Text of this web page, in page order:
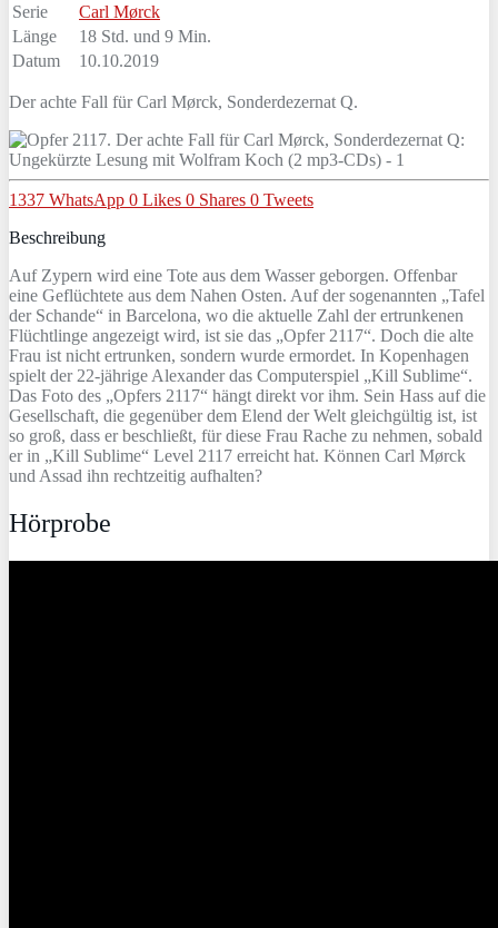
Serie
Carl Mørck
Länge
18 Std. und 9 Min.
Datum
10.10.2019
Der achte Fall für Carl Mørck, Sonderdezernat Q.
1337 WhatsApp 0 Likes 0 Shares 0 Tweets
Beschreibung
Auf Zypern wird eine Tote aus dem Wasser geborgen. Offenbar
eine Geflüchtete aus dem Nahen Osten. Auf der sogenannten „Tafel
der Schande“ in Barcelona, wo die aktuelle Zahl der ertrunkenen
Flüchtlinge angezeigt wird, ist sie das „Opfer 2117“. Doch die alte
Frau ist nicht ertrunken, sondern wurde ermordet. In Kopenhagen
spielt der 22-jährige Alexander das Computerspiel „Kill Sublime“.
Das Foto des „Opfers 2117“ hängt direkt vor ihm. Sein Hass auf die
Gesellschaft, die gegenüber dem Elend der Welt gleichgültig ist, ist
so groß, dass er beschließt, für diese Frau Rache zu nehmen, sobald
er in „Kill Sublime“ Level 2117 erreicht hat. Können Carl Mørck
und Assad ihn rechtzeitig aufhalten?
Hörprobe